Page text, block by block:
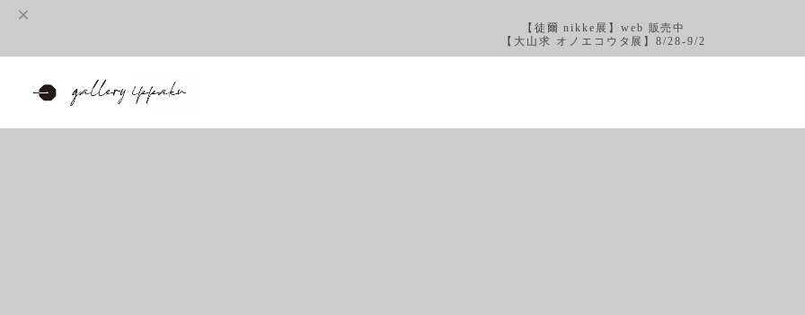
【徒爾 nikke展】web 販売中
【大山求 オノエコウタ展】8/28-9/2